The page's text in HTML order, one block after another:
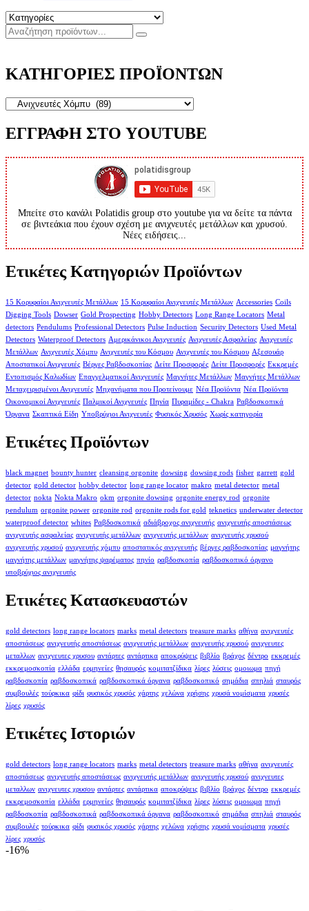
ΚΑΤΗΓΟΡΙΕΣ ΠΡΟΪΟΝΤΩΝ
ΕΓΓΡΑΦΗ ΣΤΟ YOUTUBE
Μπείτε στο κανάλι Polatidis group στο youtube για να δείτε τα πάντα
σε βιντεάκια που έχουν σχέση με ανιχνευτές μετάλλων και χρυσού.
Νέες ειδήσεις...
Ετικέτες Κατηγοριών Προϊόντων
15 Κορυφαίοι Ανιχνευτές Μετάλλων 15 Κορυφαίοι Ανιχνευτές Μετάλλων Accessories Coils
Digging Tools Dowser Gold Prospecting Hobby Detectors Long Range Locators Metal
detectors Pendulums Professional Detectors Pulse Induction Security Detectors Used Metal
Detectors Waterproof Detectors Αμερικάνικοι Ανιχνευτές Ανιχνευτές Ασφαλείας Ανιχνευτές
Μετάλλων Ανιχνευτές Χόμπυ Ανιχνευτές του Κόσμου Ανιχνευτές του Κόσμου Αξεσουάρ
Αποστατικοί Ανιχνευτές Βέργες Ραβδοσκοπίας Δείτε Προσφορές Δείτε Προσφορές Εκκρεμές
Εντοπισμός Καλωδίων Επαγγελματικοί Ανιχνευτές Μαγνήτες Μετάλλων Μαγνήτες Μετάλλων
Μεταχειρισμένοι Ανιχνευτές Μηχανήματα που Προτείνουμε Νέα Προϊόντα Νέα Προϊόντα
Οικονομικοί Ανιχνευτές Παλμικοί Ανιχνευτές Πηνία Πυραμίδες - Chakra Ραβδοσκοπικά
Όργανα Σκαπτικά Είδη Υποβρύχιοι Ανιχνευτές Φυσικός Χρυσός Χωρίς κατηγορία
Ετικέτες Προϊόντων
black magnet bounty hunter cleansing orgonite dowsing dowsing rods fisher garrett gold
detector gold detector hobby detector long range locator makro metal detector metal
detector nokta Nokta Makro okm orgonite dowsing orgonite energy rod orgonite
pendulum orgonite power orgonite rod orgonite rods for gold teknetics underwater detector
waterproof detector whites Ραβδοσκοπικά αδιάβροχος ανιχνευτής ανιχνευτής αποστάσεως
ανιχνευτής ασφαλείας ανιχνευτής μετάλλων ανιχνευτής μετάλλων ανιχνευτής χρυσού
ανιχνευτής χρυσού ανιχνευτής χόμπυ αποστατικός ανιχνευτής βέργες ραβδοσκοπίας μαγνήτης
μαγνήτης μετάλλων μαγνήτης ψαρέματος πηνίο ραβδοσκοπία ραβδοσκοπικό όργανο
υποβρύχιος ανιχνευτής
Ετικέτες Κατασκευαστών
gold detectors long range locators marks metal detectors treasure marks αθήνα ανιχνευτές
αποστάσεως ανιχνευτής αποστάσεως ανιχνευτής μετάλλων ανιχνευτής χρυσού ανιχνευτες
μεταλλων ανιχνευτες χρυσου αντάρτες αντάρτικα αποκρύψεις βιβλίο βράχος δέντρο εκκρεμές
εκκρεμοσκοπία ελλάδα ερμηνείες θησαυρός κομιτατζίδικα λίρες λύσεις ομοιωμα πηγή
ραβδοσκοπία ραβδοσκοπικά ραβδοσκοπικά όργανα ραβδοσκοπικό σημάδια σπηλιά σταυρός
συμβουλές τούρκικα φίδι φυσικός χρυσός χάρτης χελώνα χρήσης χρυσά νομίσματα χρυσές
λίρες χρυσός
Ετικέτες Ιστοριών
gold detectors long range locators marks metal detectors treasure marks αθήνα ανιχνευτές
αποστάσεως ανιχνευτής αποστάσεως ανιχνευτής μετάλλων ανιχνευτής χρυσού ανιχνευτες
μεταλλων ανιχνευτες χρυσου αντάρτες αντάρτικα αποκρύψεις βιβλίο βράχος δέντρο εκκρεμές
εκκρεμοσκοπία ελλάδα ερμηνείες θησαυρός κομιτατζίδικα λίρες λύσεις ομοιωμα πηγή
ραβδοσκοπία ραβδοσκοπικά ραβδοσκοπικά όργανα ραβδοσκοπικό σημάδια σπηλιά σταυρός
συμβουλές τούρκικα φίδι φυσικός χρυσός χάρτης χελώνα χρήσης χρυσά νομίσματα χρυσές
λίρες χρυσός
-16%